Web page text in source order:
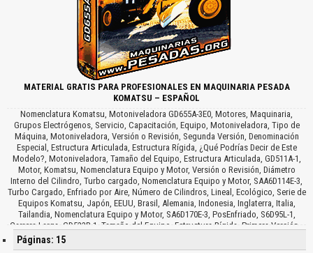
MATERIAL GRATIS PARA PROFESIONALES EN MAQUINARIA PESADA
KOMATSU – ESPAÑOL
Nomenclatura Komatsu, Motoniveladora GD655A-3E0, Motores, Maquinaria,
Grupos Electrógenos, Servicio, Capacitación, Equipo, Motoniveladora, Tipo de
Máquina, Motoniveladora, Versión o Revisión, Segunda Versión, Denominación
Especial, Estructura Articulada, Estructura Rígida, ¿Qué Podrías Decir de Este
Modelo?, Motoniveladora, Tamaño del Equipo, Estructura Articulada, GD511A-1,
Motor, Komatsu, Nomenclatura Equipo y Motor, Versión o Revisión, Diámetro
Interno del Cilindro, Turbo cargado, Nomenclatura Equipo y Motor, SAA6D114E-3,
Turbo Cargado, Enfriado por Aire, Número de Cilindros, Lineal, Ecológico, Serie de
Equipos Komatsu, Japón, EEUU, Brasil, Alemania, Indonesia, Inglaterra, Italia,
Tailandia, Nomenclatura Equipo y Motor, SA6D170E-3, PosEnfriado, S6D95L-1,
Carrera Larga, GD523R-1, Tamaño del Equipo, Estructura Rígida, Primera Versión…
Páginas: 15